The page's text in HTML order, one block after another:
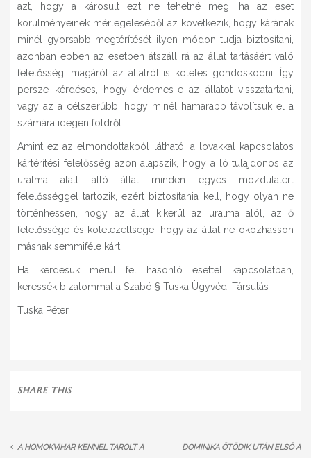
azt, hogy a károsult ezt ne tehetné meg, ha az eset
körülményeinek mérlegeléséből az következik, hogy kárának
minél gyorsabb megtérítését ilyen módon tudja biztosítani,
azonban ebben az esetben átszáll rá az állat tartásáért való
felelősség, magáról az állatról is köteles gondoskodni. Így
persze kérdéses, hogy érdemes-e az állatot visszatartani,
vagy az a célszerűbb, hogy minél hamarabb távolítsuk el a
számára idegen földről.
Amint ez az elmondottakból látható, a lovakkal kapcsolatos
kártérítési felelősség azon alapszik, hogy a ló tulajdonos az
uralma alatt álló állat minden egyes mozdulatért
felelősséggel tartozik, ezért biztosítania kell, hogy olyan ne
történhessen, hogy az állat kikerül az uralma alól, az ő
felelőssége és kötelezettsége, hogy az állat ne okozhasson
másnak semmiféle kárt.
Ha kérdésük merül fel hasonló esettel kapcsolatban,
keressék bizalommal a Szabó § Tuska Ügyvédi Társulás
Tuska Péter
SHARE THIS
A HOMOKVIHAR KENNEL TAROLT A
DOMINIKA ÖTÖDIK UTÁN ELSŐ A